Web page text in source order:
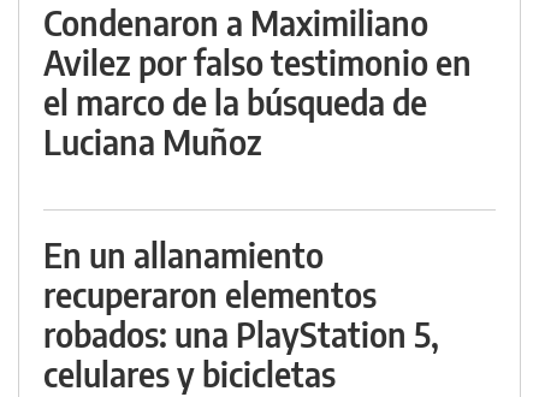
Condenaron a Maximiliano
Avilez por falso testimonio en
el marco de la búsqueda de
Luciana Muñoz
En un allanamiento
recuperaron elementos
robados: una PlayStation 5,
celulares y bicicletas